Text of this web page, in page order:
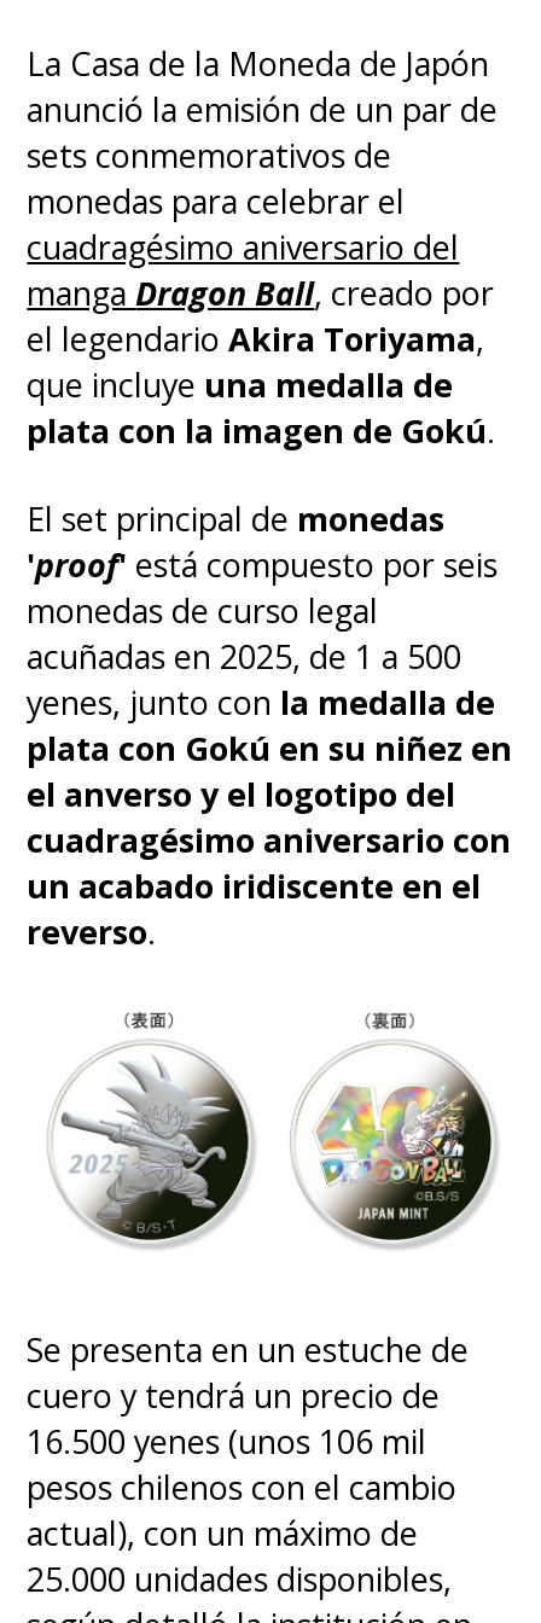
ール
pic.twitter.com/CRkACr8CGx
— DRAGON BALL OFFICIAL (@DB_official_en)
7, 2025
Hay tres plataformas de
streaming que emiten Dragon
Ball DAIMA en Latinoamérica
con Crunchyroll emitiendo
la
serie con simulcast
, casi en
simultáneo con Japón, yMax
yNetflixcon desfase.
El anime es dirigido
por Yoshitaka YashimayAya
Komaki. El primero ha sido
director de animación de Dragon
Ball Supery de la franquicia
de Digimon, mientras que
Komaki fue directora de
series como
Marie & Gali.
Toriyama está acreditado en
la historia original del anime
y en el diseño de personajes
Digimon) adaptando sus diseños
para la animación. Se
sumaYuuko Kakihara en la
supervisión y la escritura de los
guiones, luego de trabajar en las
películas deDigimon Adventure
La Casa de la Moneda de Japón
anunció la emisión de un par de
sets conmemorativos de
monedas para celebrar el
cuadragésimo aniversario del
mangaDragon Ball, creado por
el legendarioAkira Toriyama,
que incluye una medalla de
plata con la imagen de Gokú.
El set principal de monedas
'proof' está compuesto por seis
monedas de curso legal
acuñadas en 2025, de 1 a 500
yenes, junto con la medalla de
plata con Gokú en su niñez en
el anverso y el logotipo del
cuadragésimo aniversario con
un acabado iridiscente en el
reverso.
Se presenta en un estuche de
cuero y tendrá un precio de
16.500 yenes (unos 106 mil
pesos chilenos con el cambio
actual), con un máximo de
25.000 unidades disponibles,